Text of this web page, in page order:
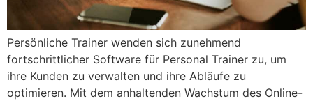
Persönliche Trainer wenden sich zunehmend
fortschrittlicher Software für Personal Trainer zu, um
ihre Kunden zu verwalten und ihre Abläufe zu
optimieren. Mit dem anhaltenden Wachstum des Online-